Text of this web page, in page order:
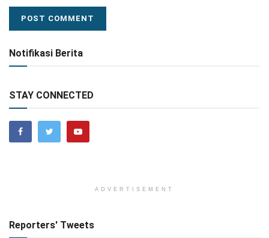
Notifikasi Berita
STAY CONNECTED
ADVERTISEMENT
Reporters' Tweets